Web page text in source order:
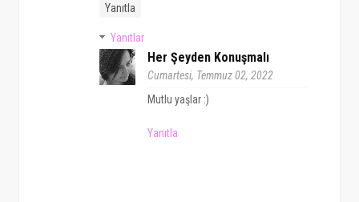
Yanıtla
Yanıtlar
Her Şeyden Konuşmalı
Cumartesi, Temmuz 02, 2022
Mutlu yaşlar :)
Yanıtla